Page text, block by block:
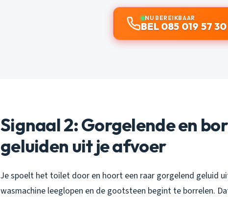
NU BEREIKBAAR
BEL 085 019 57 30
Signaal 2: Gorgelende en
geluiden uit je afvoer
Je spoelt het toilet door en hoort een raar gorgelend geluid
wasmachine leeglopen en de gootsteen begint te borrelen.